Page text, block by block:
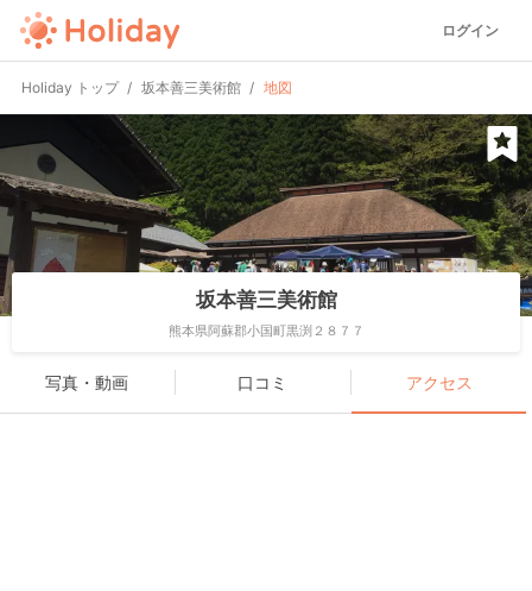
ログイン
Holiday トップ 坂本善三美術館 地図
坂本善三美術館
熊本県阿蘇郡小国町黒渕２８７７
写真・動画 口コミ アクセス